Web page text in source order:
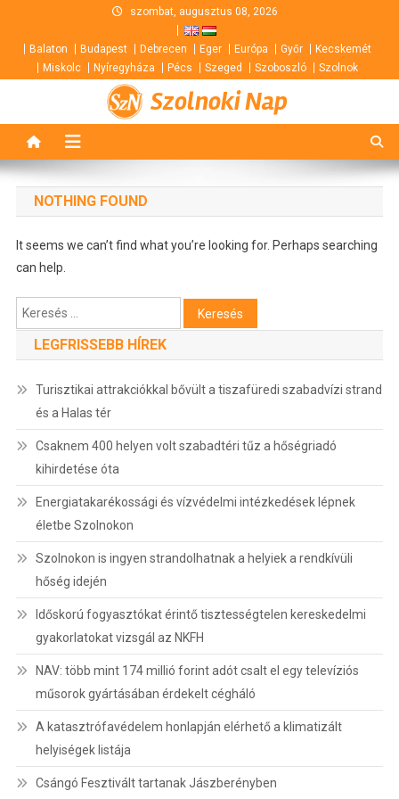
content
szombat, augusztus 08, 2026
Balaton Budapest Debrecen Eger Európa Győr
Kecskemét
Miskolc
Nyíregyháza Pécs Szeged Szoboszló Szolnok
Szolnoki Nap
NOTHING FOUND
It seems we can’t find what you’re looking for. Perhaps searching
can help.
Keresés:
LEGFRISSEBB HÍREK
Turisztikai attrakciókkal bővült a tiszafüredi szabadvízi strand
és a Halas tér
Csaknem 400 helyen volt szabadtéri tűz a hőségriadó
kihirdetése óta
Energiatakarékossági és vízvédelmi intézkedések lépnek
életbe Szolnokon
Szolnokon is ingyen strandolhatnak a helyiek a rendkívüli
hőség idején
Időskorú fogyasztókat érintő tisztességtelen kereskedelmi
gyakorlatokat vizsgál az NKFH
NAV: több mint 174 millió forint adót csalt el egy televíziós
műsorok gyártásában érdekelt cégháló
A katasztrófavédelem honlapján elérhető a klimatizált
helyiségek listája
Csángó Fesztivált tartanak Jászberényben